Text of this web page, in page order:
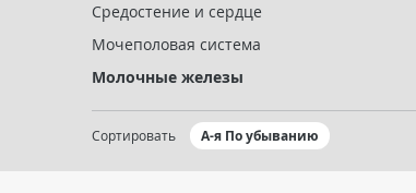
Средостение и сердце
Мочеполовая система
Молочные железы
Сортировать А-я По убыванию